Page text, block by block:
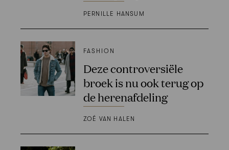
PERNILLE HANSUM
FASHION
Deze controversiële
broek is nu ook terug op
de herenafdeling
ZOÉ VAN HALEN